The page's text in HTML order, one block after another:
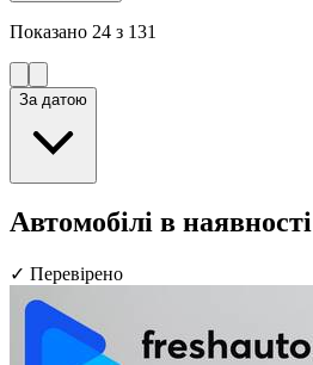
Показано 24 з 131
За датою
Автомобілі в наявності
✓ Перевірено